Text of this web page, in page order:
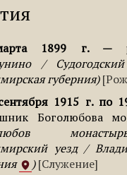
1899 г.
/
губерния
1915 г. по
Боголюбова
уезд /
Служение